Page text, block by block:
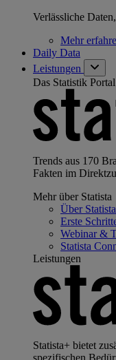
Verlässliche
Mehr
Daily Data
Leistungen
Das Statistik Portal
Trends aus 170
Fakten im
Mehr über Statista
Über Statista
Erste
Webinar &
Statista
Leistungen
Statista+ bietet
spezifischen